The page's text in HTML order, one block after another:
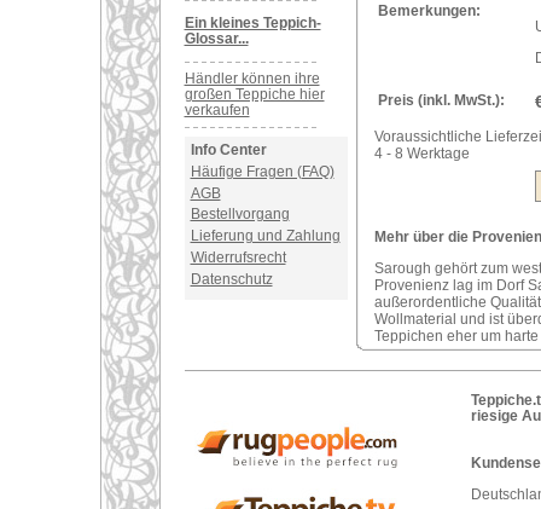
Ein kleines Teppich-
Glossar...
Händler können ihre
großen Teppiche hier
verkaufen
Info Center
Häufige Fragen (FAQ)
AGB
Bestellvorgang
Lieferung und Zahlung
Widerrufsrecht
Datenschutz
Bemerkungen:
Preis (inkl. MwSt.):
Voraussichtliche
4 - 8 Werktage
Mehr über die
Sarough gehört zum
Provenienz lag im Dorf
außerordentliche
Wollmaterial und ist
Teppichen eher um
riesige